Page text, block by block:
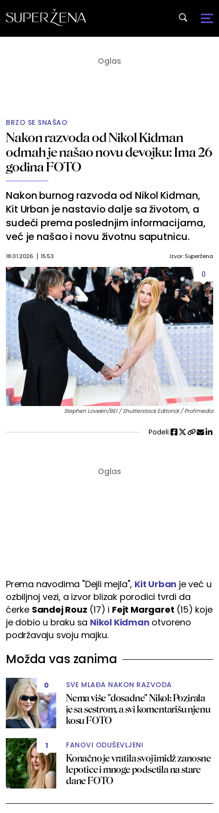
BRZO SE SNAŠAO
Nakon razvoda od Nikol Kidman
odmah je našao novu devojku: Ima 26
godina FOTO
Nakon burnog razvoda od Nikol Kidman,
Kit Urban je nastavio dalje sa životom, a
sudeći prema poslednjim informacijama,
već je našao i novu životnu saputnicu.
18.01.2026. 15:53 Izvor: Superžena
0
Stephen Lovekin/BEI / Shutterstock Editorial / Profimedia
Podeli:
Prema navodima "Dejli mejla", Kit Urban je već u
ozbiljnoj vezi, a izvor blizak porodici tvrdi da
ćerke Sandej Rouz (17) i Fejt Margaret (15) koje
je dobio u braku sa Nikol Kidman otvoreno
podržavaju svoju majku.
Možda vas zanima
0 SVE MLAĐA NAKON RAZVODA
Nema više "dosadne" Nikol: Pozirala
je sa sestrom, a svi komentarišu njenu
kosu FOTO
1 FANOVI ODUŠEVLJENI
Konačno je vratila svoj imidž zanosne
lepotice i mnoge podsetila na stare
dane FOTO